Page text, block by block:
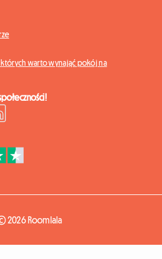
warto wynająć pokój na
2026 Roomlala